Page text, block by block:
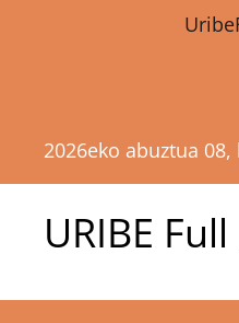
2026eko abuztua
URIBE